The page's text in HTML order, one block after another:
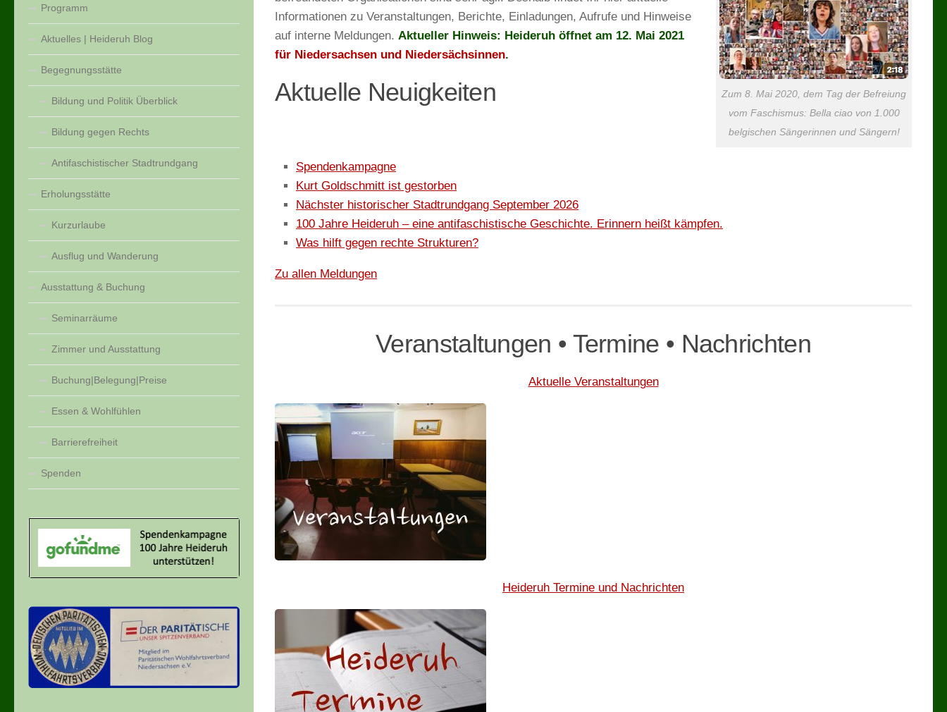
Zum 8. Mai 2020, dem Tag der Befreiung
vom Faschismus: Bella ciao von 1.000
belgischen Sängerinnen und Sängern!
Informationen zu Veranstaltungen, Berichte, Einladungen, Aufrufe und Hinweise
auf interne Meldungen. Aktueller Hinweis: Heideruh öffnet am 12. Mai 2021
für Niedersachsen und Niedersächsinnen.
Aktuelle Neuigkeiten
Spendenkampagne
Kurt Goldschmitt ist gestorben
Nächster historischer Stadtrundgang September 2026
100 Jahre Heideruh – eine antifaschistische Geschichte. Erinnern heißt kämpfen.
Was hilft gegen rechte Strukturen?
Zu allen Meldungen
Veranstaltungen • Termine • Nachrichten
Aktuelle Veranstaltungen
Heideruh Termine und Nachrichten
Programm
Aktuelles | Heideruh Blog
Begegnungsstätte
Bildung und Politik Überblick
Bildung gegen Rechts
Antifaschistischer Stadtrundgang
Erholungsstätte
Kurzurlaube
Ausflug und Wanderung
Ausstattung & Buchung
Seminarräume
Zimmer und Ausstattung
Buchung|Belegung|Preise
Essen & Wohlfühlen
Barrierefreiheit
Spenden